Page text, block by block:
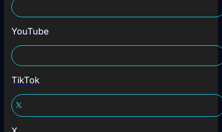
YouTube
TikTok